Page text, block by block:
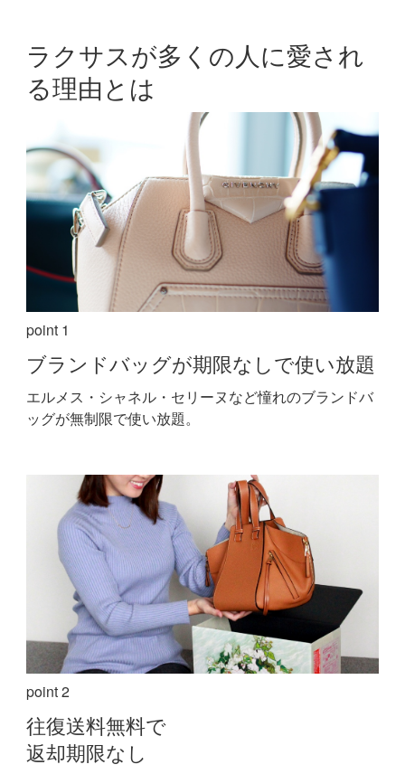
ラクサスが多くの人に愛され
る理由とは
point 1
ブランドバッグが期限なしで使い放題
エルメス・シャネル・セリーヌなど憧れのブランドバ
ッグが無制限で使い放題。
point 2
往復送料無料で
返却期限なし